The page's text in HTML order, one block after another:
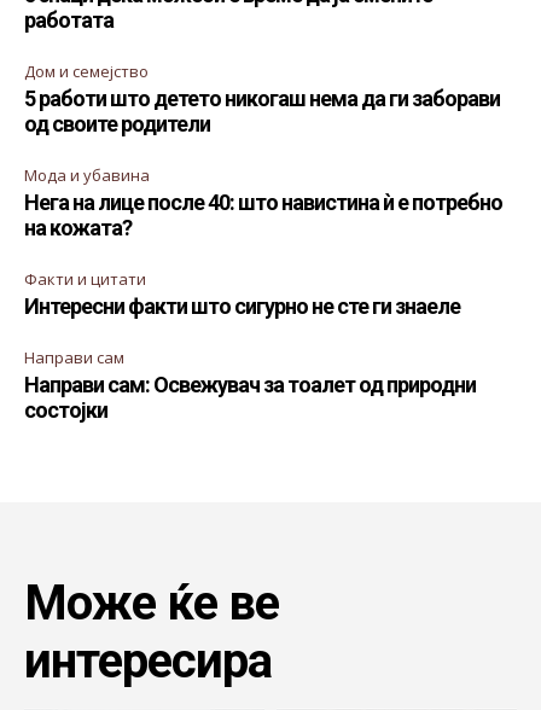
работата
Дом и семејство
5 работи што детето никогаш нема да ги заборави
од своите родители
Мода и убавина
Нега на лице после 40: што навистина ѝ е потребно
на кожата?
Факти и цитати
Интересни факти што сигурно не сте ги знаеле
Направи сам
Направи сам: Освежувач за тоалет од природни
состојки
Може ќе ве
интересира